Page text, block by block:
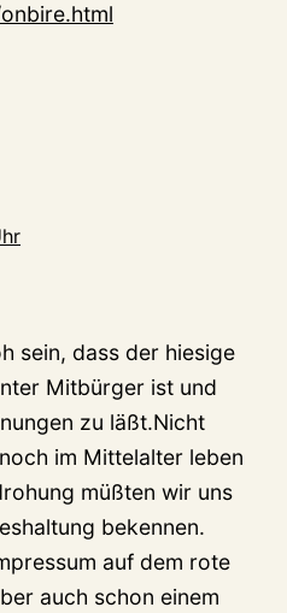
sein, dass der hiesige
Mitbürger ist und
zu läßt.Nicht
im Mittelalter leben
müßten wir uns
bekennen.
auf dem rote
auch schon einem